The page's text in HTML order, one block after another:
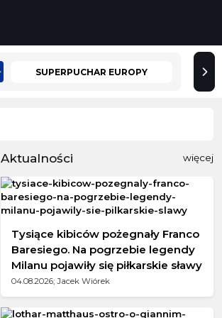
SUPERPUCHAR EUROPY
Aktualności więcej
Tysiące kibiców pożegnały Franco
Baresiego. Na pogrzebie legendy
Milanu pojawiły się piłkarskie sławy
04.08.2026; Jacek Wiórek